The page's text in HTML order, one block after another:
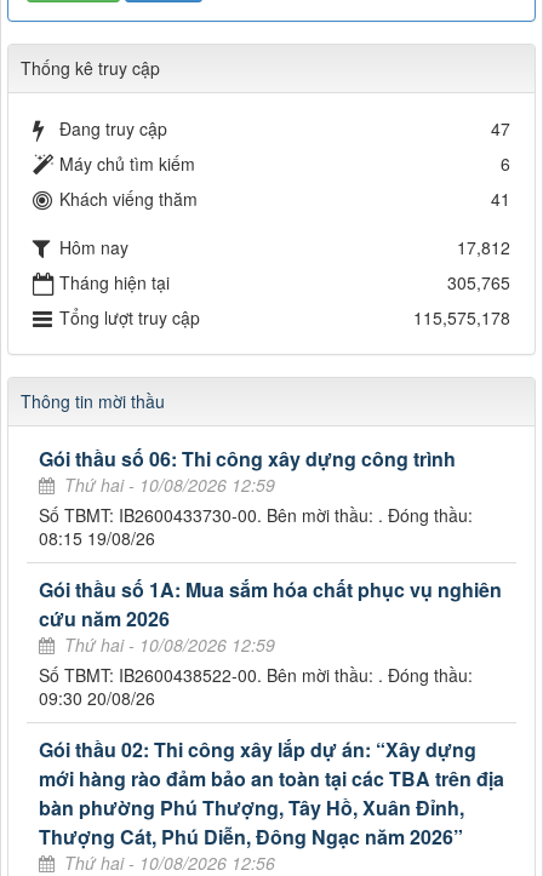
Thống kê truy cập
Đang truy cập
47
Máy chủ tìm kiếm
6
Khách viếng thăm
41
Hôm nay
17,812
Tháng hiện tại
305,765
Tổng lượt truy cập
115,575,178
Thông tin mời thầu
Gói thầu số 06: Thi công xây dựng công trình
Thứ hai - 10/08/2026 12:59
Số TBMT: IB2600433730-00. Bên mời thầu: . Đóng thầu:
08:15 19/08/26
Gói thầu số 1A: Mua sắm hóa chất phục vụ nghiên
cứu năm 2026
Thứ hai - 10/08/2026 12:59
Số TBMT: IB2600438522-00. Bên mời thầu: . Đóng thầu:
09:30 20/08/26
Gói thầu 02: Thi công xây lắp dự án: “Xây dựng
mới hàng rào đảm bảo an toàn tại các TBA trên địa
bàn phường Phú Thượng, Tây Hồ, Xuân Đỉnh,
Thượng Cát, Phú Diễn, Đông Ngạc năm 2026”
Thứ hai - 10/08/2026 12:56